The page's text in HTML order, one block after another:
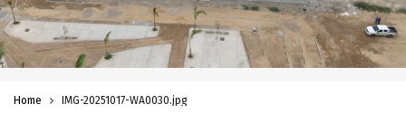
Home IMG-20251017-WA0030.jpg